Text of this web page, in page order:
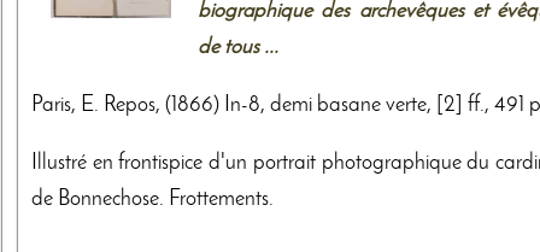
biographique des archevêques et
de tous ...
Paris, E. Repos, (1866) In-8, demi basane verte, [2] ff., 491
Illustré en frontispice d'un portrait photographique du
de Bonnechose. Frottements.